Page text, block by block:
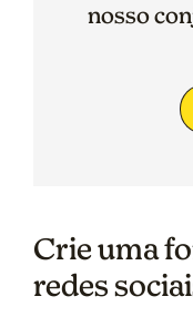
nosso
Crie uma
redes